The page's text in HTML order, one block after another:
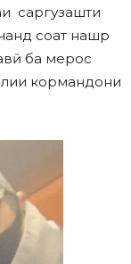
саргузашти
соат нашр
ба мерос
кормандони